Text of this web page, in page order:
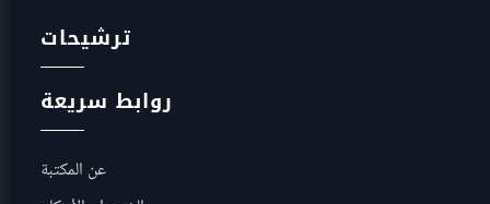
ترشيحات
روابط سريعة
عن المكتبة